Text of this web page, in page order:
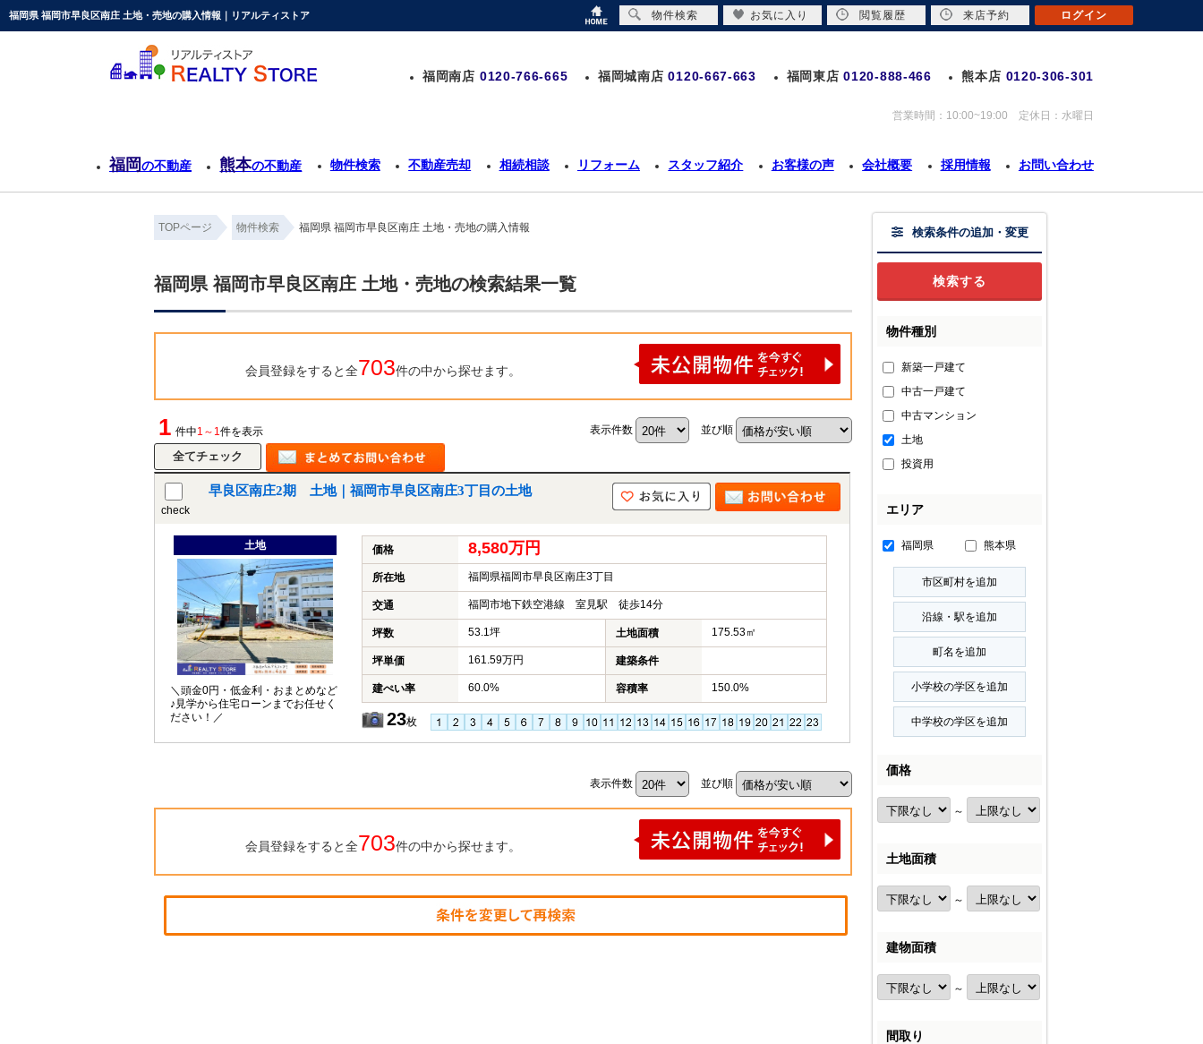
福岡県 福岡市早良区南庄 土地・売地の購入情報｜リアルティストア
福岡南店 0120-766-665 福岡城南店 0120-667-663 福岡東店 0120-888-466 熊本店 0120-306-301
営業時間：10:00~19:00 定休日：水曜日
福岡の不動産 熊本の不動産 物件検索 不動産売却 相続相談 リフォーム スタッフ紹介 お客様の声 会社概要 採用情報 お問い合わせ
TOPページ 物件検索 福岡県 福岡市早良区南庄 土地・売地の購入情報
福岡県 福岡市早良区南庄 土地・売地の検索結果一覧
会員登録をすると全703件の中から探せます。
1 件中1～1件を表示 表示件数 並び順
check
早良区南庄2期 土地｜福岡市早良区南庄3丁目の土地
土地
＼頭金0円・低金利・おまとめなど
♪見学から住宅ローンまでお任せく
ださい！／
価格 8,580万円
所在地 福岡県福岡市早良区南庄3丁目
交通 福岡市地下鉄空港線 室見駅 徒歩14分
坪数 53.1坪 土地面積 175.53㎡
坪単価 161.59万円 建築条件
建ぺい率 60.0% 容積率 150.0%
23枚
表示件数 並び順
会員登録をすると全703件の中から探せます。
検索条件の追加・変更
物件種別
新築一戸建て
中古一戸建て
中古マンション
土地
投資用
エリア
福岡県 熊本県
価格
～
土地面積
～
建物面積
～
間取り
物件検索 お気に入り 閲覧履歴 来店予約 ログイン